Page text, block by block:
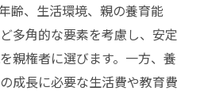
齢、生活環境、親の養育能
多角的な要素を考慮し、安定
親権者に選びます。一方、養
成長に必要な生活費や教育費